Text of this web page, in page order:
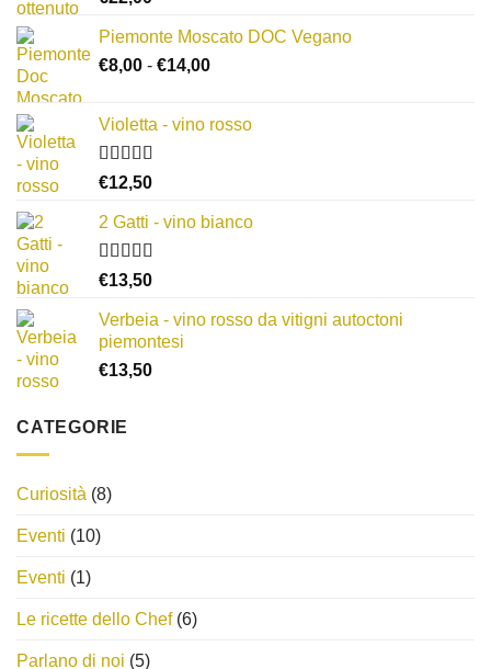
€15,00
Piemonte Moscato DOC Vegano
€8,00 - €14,00Fascia
da
Violetta - vino rosso
Valutato
5
€12,50
2 Gatti - vino bianco
Valutato
5
€13,50
Verbeia - vino rosso da vitigni autoctoni
piemontesi
€13,50
CATEGORIE
Curiosità (8)
Eventi (10)
Eventi (1)
Le ricette dello Chef(6)
Parlano di noi (5)